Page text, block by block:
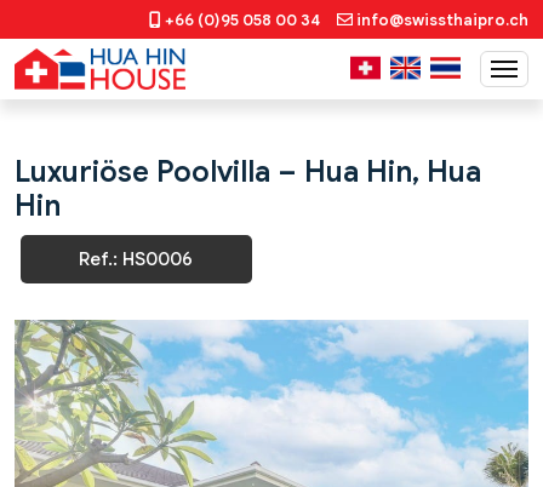
+66 (0)95 058 00 34 info@swissthaipro.ch
Luxuriöse Poolvilla – Hua Hin, Hua
Hin
Ref.: HS0006